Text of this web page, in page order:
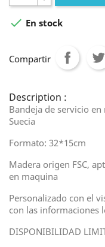
 En stock
Compartir
Description :
Bandeja de servicio
Suecia
Formato: 32*15cm
Madera origen FSC,
en maquina
Personalizado con el
con las informaciones
DISPONIBILIDAD